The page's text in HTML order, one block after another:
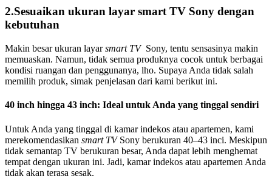
2.Sesuaikan ukuran layar smart TV Sony dengan
kebutuhan
Makin besar ukuran layarsmart TVSony, tentu sensasinya makin
memuaskan. Namun, tidak semua produknya cocok untuk berbagai
kondisi ruangan dan penggunanya, lho. Supaya Anda tidak salah
memilih produk, simak penjelasan dari kami berikut ini.
40 inch hingga 43 inch: Ideal untuk Anda yang tinggal sendiri
Untuk Anda yang tinggal di kamar indekos atau apartemen, kami
merekomendasikan smart TVSony berukuran 40–43 inci. Meskipun
tidak semantap TV berukuran besar, Anda dapat lebih menghemat
tempat dengan ukuran ini. Jadi, kamar indekos atau apartemen Anda
tidak akan terasa sesak.